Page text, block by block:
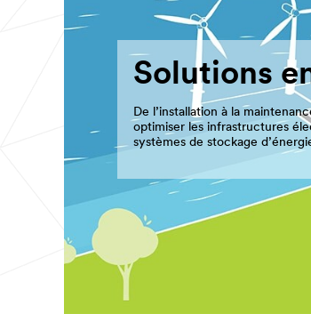
Solutions
De l’installation à la
optimiser les infrastructures
systèmes de stockage